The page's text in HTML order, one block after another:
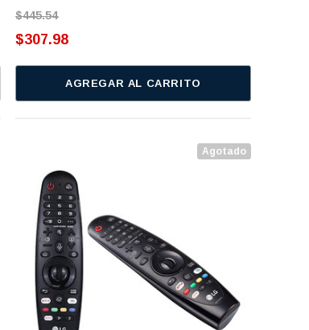
$445.54
$307.98
AGREGAR AL CARRITO
Agotado